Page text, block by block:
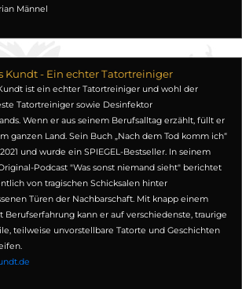
Männel
Kundt - Ein echter Tatortreiniger
ist ein echter Tatortreiniger und wohl der
Tatortreiniger sowie Desinfektor
Wenn er aus seinem Berufsalltag erzählt, füllt er
ganzen Land. Sein Buch „Nach dem Tod komm ich“
und wurde ein SPIEGEL-Bestseller. In seinem
Podcast "Was sonst niemand sieht" berichtet
von tragischen Schicksalen hinter
Türen der Nachbarschaft. Mit knapp einem
Berufserfahrung kann er auf verschiedenste, traurige
teilweise unvorstellbare Tatorte und Geschichten